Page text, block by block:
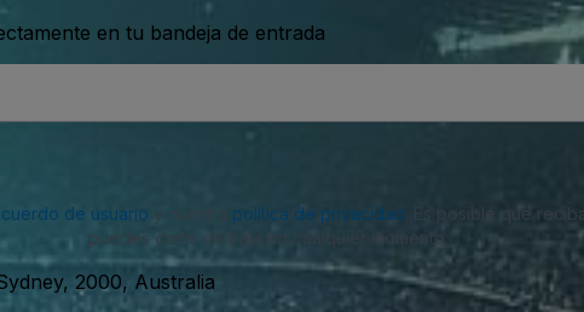
en tu bandeja de entrada
de usuario política de privacidad . Es posible que
puedes darte de baja en cualquier momento.
2000, Australia